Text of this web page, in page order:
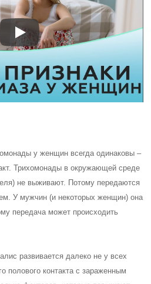
у женщин всегда одинаковы –
Трихомонады в окружающей среде
не выживают. Потому передаются
У мужчин (и некоторых женщин) она
передача может происходить
развивается далеко не у всех
полового контакта с зараженным